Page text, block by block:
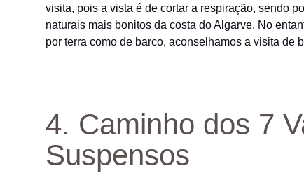
visita, pois a vista é de cortar a respiração, sendo
naturais mais bonitos da costa do Algarve. No
por terra como de barco, aconselhamos a visita de
4. Caminho dos 7
Suspensos